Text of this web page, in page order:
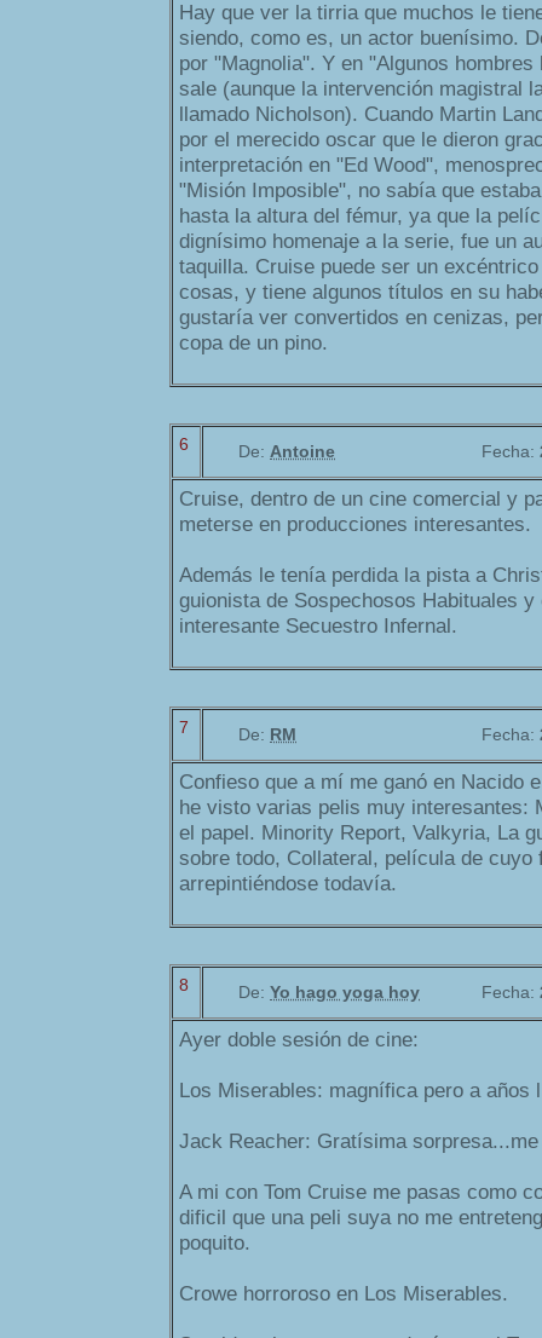
Hay que ver la tirria que muchos le
siendo, como es, un actor buenísimo.
por "Magnolia". Y en "Algunos
sale (aunque la intervención magistral
llamado Nicholson). Cuando Martin
por el merecido oscar que le dieron
interpretación en "Ed Wood",
"Misión Imposible", no sabía que
hasta la altura del fémur, ya que la
dignísimo homenaje a la serie, fue un
taquilla. Cruise puede ser un
cosas, y tiene algunos títulos en su
gustaría ver convertidos en cenizas,
copa de un pino.
6 De: Antoine Fecha:
Cruise, dentro de un cine comercial y
meterse en producciones interesantes.
Además le tenía perdida la pista a
guionista de Sospechosos Habituales
interesante Secuestro Infernal.
7 De: RM Fecha:
Confieso que a mí me ganó en Nacido
he visto varias pelis muy interesantes:
el papel. Minority Report, Valkyria, La
sobre todo, Collateral, película de cuyo
arrepintiéndose todavía.
8 De: Yo hago yoga hoy Fecha:
Ayer doble sesión de cine:
Los Miserables: magnífica pero a años
Jack Reacher: Gratísima
A mi con Tom Cruise me pasas como
dificil que una peli suya no me
poquito.
Crowe horroroso en Los Miserables.